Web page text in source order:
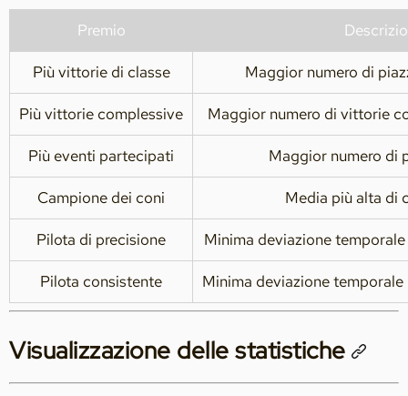
Premio
Più vittorie di classe Maggior numero di
Più vittorie complessive Maggior numero di vittorie
Più eventi partecipati Maggior numero di
Campione dei coni Media più alta di
Pilota di precisione Minima deviazione
Pilota consistente Minima deviazione
Visualizzazione delle statistiche